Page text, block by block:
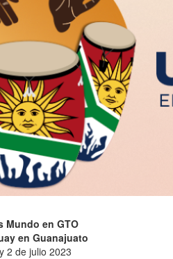
Mundo en GTO
en Guanajuato
2 de julio 2023